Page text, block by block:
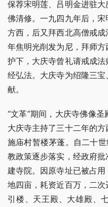
保荐宋明莲、吕明金进驻
佛清修。一九四九年后，
方西，后又拜西北高僧戒
年焦明光削发为尼，拜师
护下，大庆寺曾礼请戒成
经弘法。大庆寺为绍隆三
献。
“文革”期间，大庆寺佛像
大庆寺主持了三十二年的
施庙村暂楼茅蓬。自二十
教政策逐步落实，经政府
建寺院。因原寺址已被占
地四亩，耗资近百万，二
引楼、天王殿、大雄殿、